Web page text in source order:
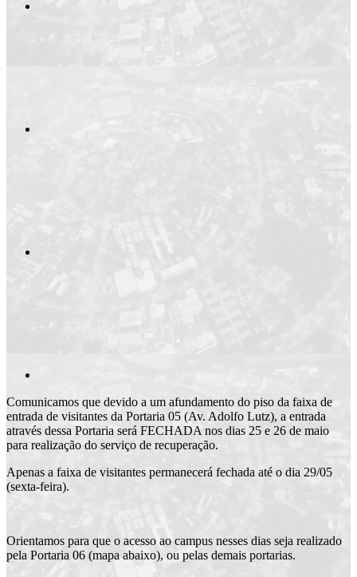
Comunicamos que devido a um afundamento do piso da faixa de
entrada de visitantes da Portaria 05 (Av. Adolfo Lutz), a entrada
através dessa Portaria será FECHADA nos dias 25 e 26 de maio
para realização do serviço de recuperação.
Apenas a faixa de visitantes permanecerá fechada até o dia 29/05
(sexta-feira).
Orientamos para que o acesso ao campus nesses dias seja realizado
pela Portaria 06 (mapa abaixo), ou pelas demais portarias.